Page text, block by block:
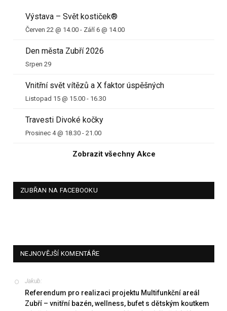
Výstava – Svět kostiček®
Červen 22 @ 14.00 - Září 6 @ 14.00
Den města Zubří 2026
Srpen 29
Vnitřní svět vítězů a X faktor úspěšných
Listopad 15 @ 15.00 - 16.30
Travesti Divoké kočky
Prosinec 4 @ 18.30 - 21.00
Zobrazit všechny Akce
ZUBŘAN NA FACEBOOKU
NEJNOVĚJŠÍ KOMENTÁŘE
Jakub:
Referendum pro realizaci projektu Multifunkční areál
Zubří – vnitřní bazén, wellness, bufet s dětským koutkem